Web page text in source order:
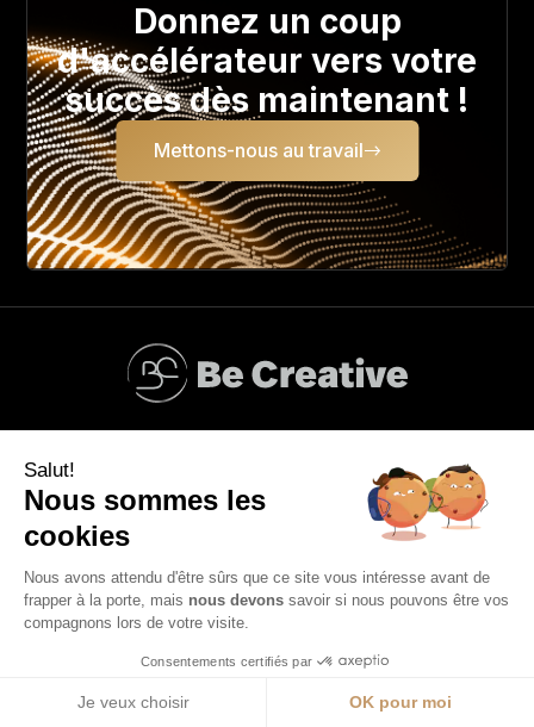
Donnez un coup
d'accélérateur vers votre
succès dès maintenant !
Mettons-nous au travail
Confidentialité & cookies
Terms & Conditions
Mentions légales
Rester connecté
Salut!
Nous sommes les
cookies
Nous avons attendu d'être sûrs que ce site vous intéresse avant de
frapper à la porte, mais nous devons savoir si nous pouvons être vos
compagnons lors de votre visite.
Consentements certifiés par
Je veux choisir OK pour moi